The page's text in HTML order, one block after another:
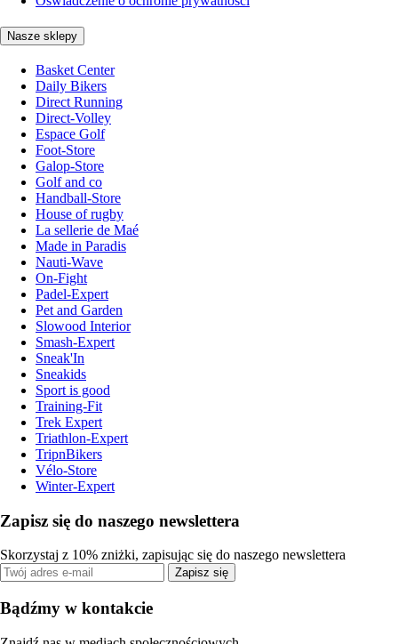
Nasze sklepy
Basket Center
Daily Bikers
Direct Running
Direct-Volley
Espace Golf
Foot-Store
Galop-Store
Golf and co
Handball-Store
House of rugby
La sellerie de Maé
Made in Paradis
Nauti-Wave
On-Fight
Padel-Expert
Pet and Garden
Slowood Interior
Smash-Expert
Sneak'In
Sneakids
Sport is good
Training-Fit
Trek Expert
Triathlon-Expert
TripnBikers
Vélo-Store
Winter-Expert
Zapisz się do naszego newslettera
Skorzystaj z 10% zniżki, zapisując się do naszego newslettera
Zapisz się
Bądźmy w kontakcie